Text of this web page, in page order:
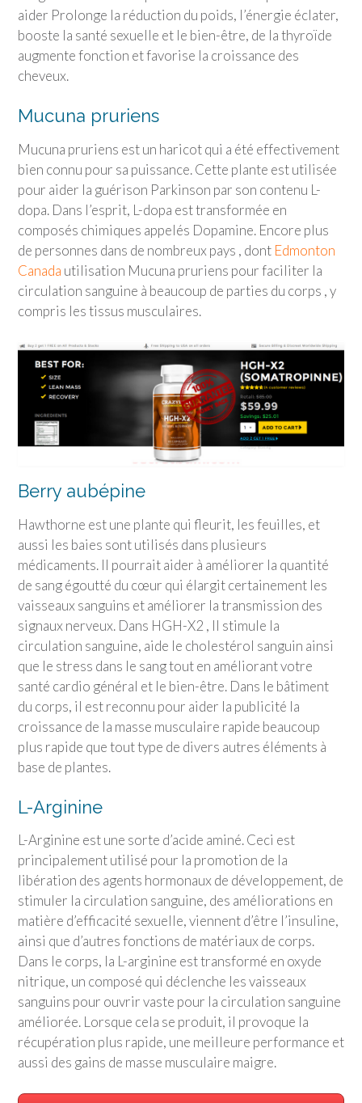
aider Prolonge la réduction du poids, l’énergie éclater,
booste la santé sexuelle et le bien-être, de la thyroïde
augmente fonction et favorise la croissance des
cheveux.
Mucuna pruriens
Mucuna pruriens est un haricot qui a été effectivement
bien connu pour sa puissance. Cette plante est utilisée
pour aider la guérison Parkinson par son contenu L-
dopa. Dans l’esprit, L-dopa est transformée en
composés chimiques appelés Dopamine. Encore plus
de personnes dans de nombreux pays , dont Edmonton
Canada utilisation Mucuna pruriens pour faciliter la
circulation sanguine à beaucoup de parties du corps , y
compris les tissus musculaires.
Berry aubépine
Hawthorne est une plante qui fleurit, les feuilles, et
aussi les baies sont utilisés dans plusieurs
médicaments. Il pourrait aider à améliorer la quantité
de sang égoutté du cœur qui élargit certainement les
vaisseaux sanguins et améliorer la transmission des
signaux nerveux. Dans HGH-X2 , Il stimule la
circulation sanguine, aide le cholestérol sanguin ainsi
que le stress dans le sang tout en améliorant votre
santé cardio général et le bien-être. Dans le bâtiment
du corps, il est reconnu pour aider la publicité la
croissance de la masse musculaire rapide beaucoup
plus rapide que tout type de divers autres éléments à
base de plantes.
L-Arginine
L-Arginine est une sorte d’acide aminé. Ceci est
principalement utilisé pour la promotion de la
libération des agents hormonaux de développement, de
stimuler la circulation sanguine, des améliorations en
matière d’efficacité sexuelle, viennent d’être l’insuline,
ainsi que d’autres fonctions de matériaux de corps.
Dans le corps, la L-arginine est transformé en oxyde
nitrique, un composé qui déclenche les vaisseaux
sanguins pour ouvrir vaste pour la circulation sanguine
améliorée. Lorsque cela se produit, il provoque la
récupération plus rapide, une meilleure performance et
aussi des gains de masse musculaire maigre.